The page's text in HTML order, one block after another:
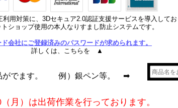
用対策に、3Dセキュア2.0認証支援サービスを導入してお
ショップ使用の本人なりすまし防止システムです。
ド会社にご登録済みのパスワードが求められます。
詳しくは、こちらを ▲
品がでます。 例）銀ペン等。 ➡
月）は出荷作業を行っております。